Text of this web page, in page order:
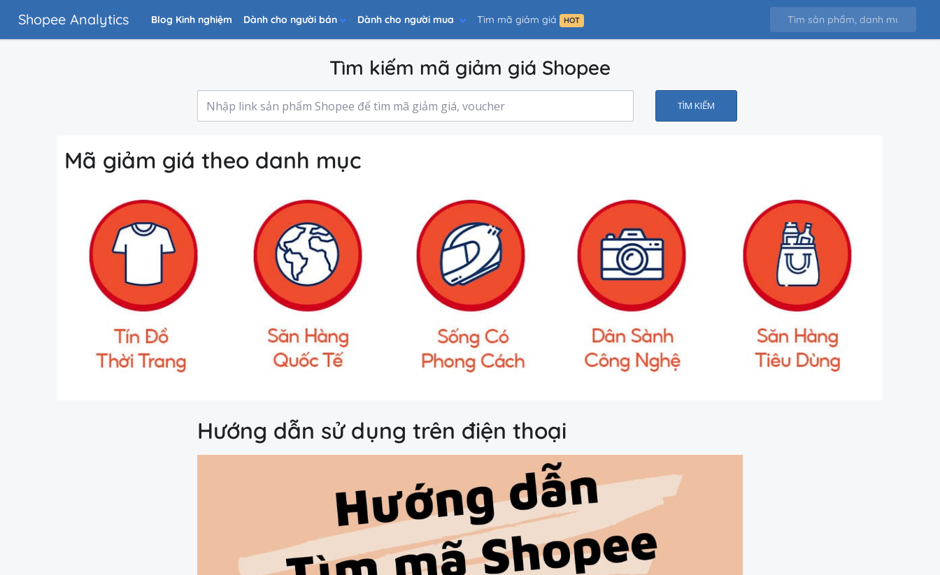
Shopee Analytics Blog Kinh nghiệm Dành cho người bán Dành cho người mua Tìm mã giảm giá HOT
Tìm kiếm mã giảm giá Shopee
TÌM KIẾM
Mã giảm giá theo danh mục
Hướng dẫn sử dụng trên điện thoại